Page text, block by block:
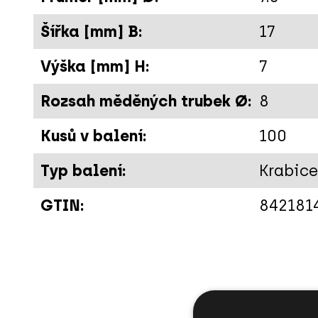
Šířka [mm] B:
17
Výška [mm] H:
7
Rozsah měděných trubek Ø: 8
Kusů v balení:
100
Typ balení:
Krabice
GTIN: